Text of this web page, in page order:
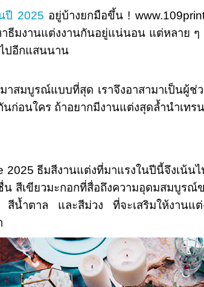
ปี 2025 อยู่บ้างยกมือขึ้น !
าธีมงานแต่งงานกันอยู่แน่นอน แต่หลาย
ปอีกแสนนาน
มบูรณ์แบบที่สุด เราจึงอาสามาเป็นผู้ช่
นก่อนใคร ถ้าอยากมีงานแต่งสุดล้ำนำเทร
ธีมสีงานแต่งที่มาแรงในปีนี้จึงเน้น
น สีเขียวมะกอกที่สื่อถึงความอุดมสมบู
น้ำตาล และสีม่วง ที่จะเสริมให้งานแ